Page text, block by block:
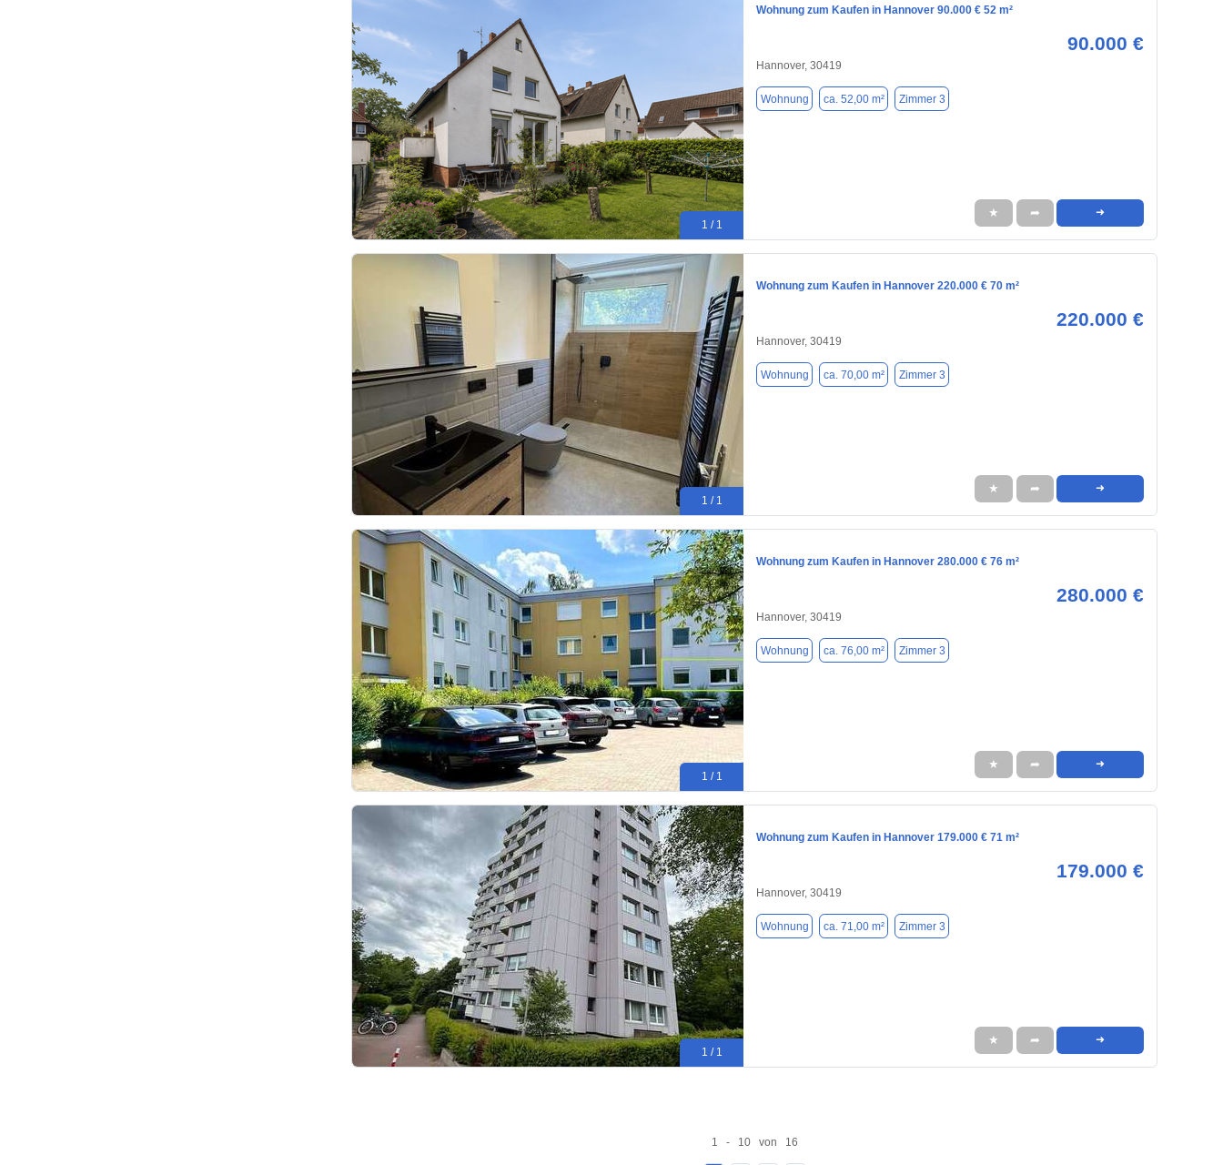
1 / 1
Wohnung zum Kaufen in Hannover 90.000 € 52 m²
90.000 €
Hannover, 30419
Wohnung ca. 52,00 m² Zimmer 3
★ ➦ ➜
1 / 1
Wohnung zum Kaufen in Hannover 220.000 € 70 m²
220.000 €
Hannover, 30419
Wohnung ca. 70,00 m² Zimmer 3
★ ➦ ➜
1 / 1
Wohnung zum Kaufen in Hannover 280.000 € 76 m²
280.000 €
Hannover, 30419
Wohnung ca. 76,00 m² Zimmer 3
★ ➦ ➜
1 / 1
Wohnung zum Kaufen in Hannover 179.000 € 71 m²
179.000 €
Hannover, 30419
Wohnung ca. 71,00 m² Zimmer 3
★ ➦ ➜
1 - 10 von 16